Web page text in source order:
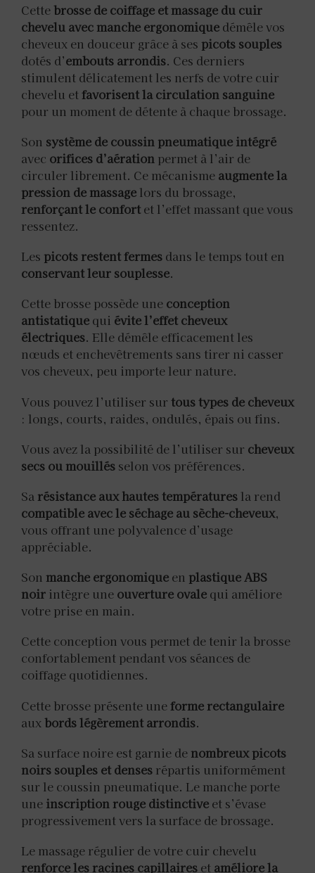
Cettebrosse de coiffage et massage du cuir
chevelu avec manche ergonomique démêle vos
cheveux en douceur grâce à ses picots souples
dotés d’embouts arrondis. Ces derniers
stimulent délicatement les nerfs de votre cuir
chevelu etfavorisent la circulation sanguine
pour un moment de détente à chaque brossage.
Son système de coussin pneumatique intégré
avec orifices d’aération permet à l’air de
circuler librement. Ce mécanisme augmente la
pression de massage lors du brossage,
renforçant le confort et l’effet massant que vous
ressentez.
Les picots restent fermes dans le temps tout en
conservant leur souplesse.
Cette brosse possède une conception
antistatique qui évite l’effet cheveux
électriques. Elle démêle efficacement les
nœuds et enchevêtrements sans tirer ni casser
vos cheveux, peu importe leur nature.
Vous pouvez l’utiliser sur tous types de cheveux
: longs, courts, raides, ondulés, épais ou fins.
Vous avez la possibilité de l’utiliser sur cheveux
secs ou mouillés selon vos préférences.
Sa résistance aux hautes températures la rend
compatible avec le séchage au sèche-cheveux,
vous offrant une polyvalence d’usage
appréciable.
Son manche ergonomique en plastique ABS
noir intègre une ouverture ovale qui améliore
votre prise en main.
Cette conception vous permet de tenir la brosse
confortablement pendant vos séances de
coiffage quotidiennes.
Cette brosse présente uneforme rectangulaire
aux bords légèrement arrondis.
Sa surface noire est garnie de nombreux picots
noirs souples et denses répartis uniformément
sur le coussin pneumatique. Le manche porte
une inscription rouge distinctive et s’évase
progressivement vers la surface de brossage.
Le massage régulier de votre cuir chevelu
renforce les racines capillaires et améliore la